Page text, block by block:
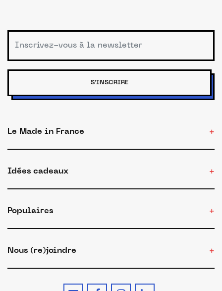
S'INSCRIRE
Le Made in France
Idées cadeaux
Populaires
Nous (re)joindre